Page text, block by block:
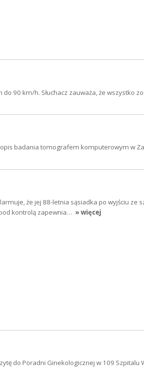
90 km/h. Słuchacz zauważa, że wszystko
opis badania tomografem komputerowym w
że jej 88-letnia sąsiadka po wyjściu ze
pod kontrolą zapewnia… » więcej
do Poradni Ginekologicznej w 109